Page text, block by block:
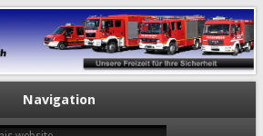
Navigation